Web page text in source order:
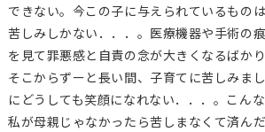
できない。今この子に与えられているもの
苦しみしかない．．．。医療機器や手術の
を見て罪悪感と自責の念が大きくなるばかり
そこからずーと長い間、子育てに苦しみま
にどうしても笑顔になれない．．．。こん
私が母親じゃなかったら苦しまなくて済ん